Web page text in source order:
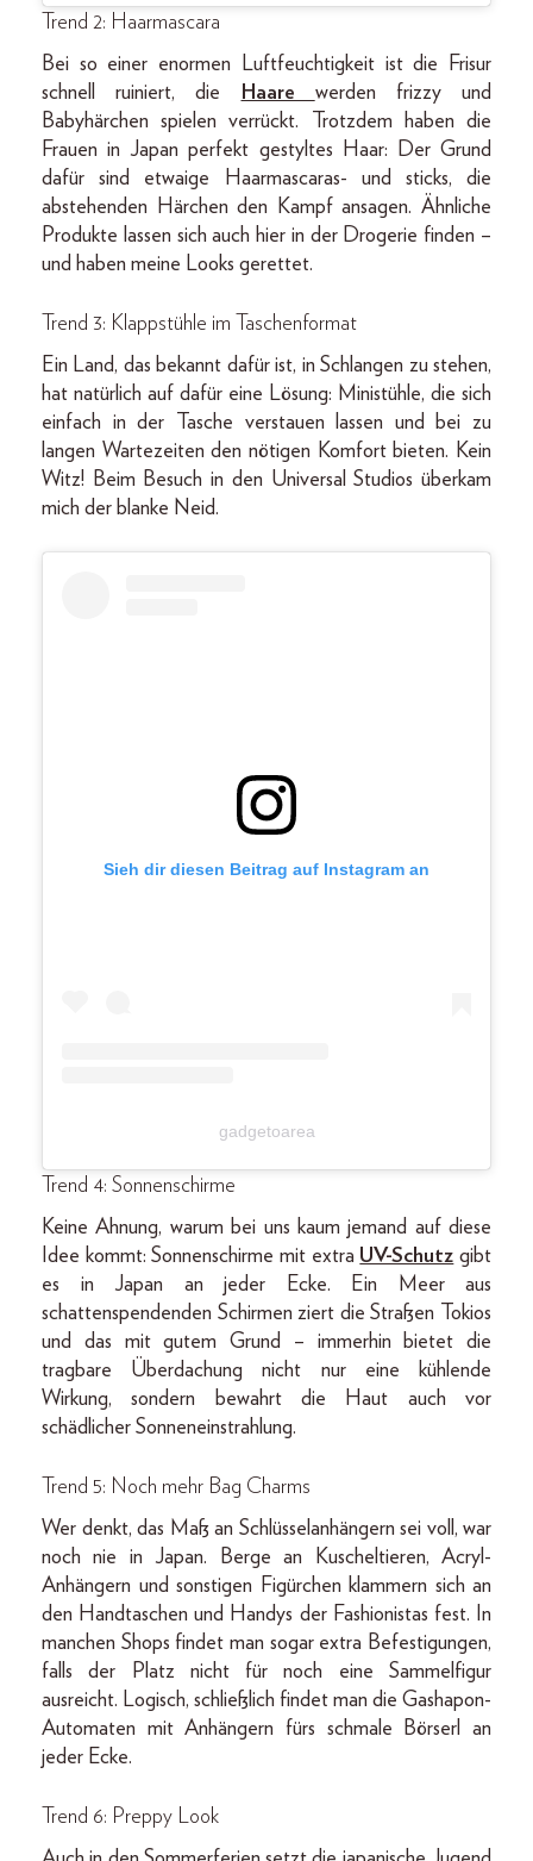
Trend 2: Haarmascara
Bei so einer enormen Luftfeuchtigkeit ist die Frisur
schnell ruiniert, die
Haare werden frizzy und
Babyhärchen spielen verrückt. Trotzdem haben die
Frauen in Japan perfekt gestyltes Haar: Der Grund
dafür sind etwaige Haarmascaras- und sticks, die
abstehenden Härchen den Kampf ansagen. Ähnliche
Produkte lassen sich auch hier in der Drogerie finden –
und haben meine Looks gerettet.
Trend 3: Klappstühle im Taschenformat
Ein Land, das bekannt dafür ist, in Schlangen zu stehen,
hat natürlich auf dafür eine Lösung: Ministühle, die sich
einfach in der Tasche verstauen lassen und bei zu
langen Wartezeiten den nötigen Komfort bieten. Kein
Witz! Beim Besuch in den Universal Studios überkam
mich der blanke Neid.
Sieh dir diesen Beitrag auf Instagram an
gadgetoarea
Trend 4: Sonnenschirme
Keine Ahnung, warum bei uns kaum jemand auf diese
Idee kommt: Sonnenschirme mit extra UV-Schutz gibt
es in Japan an jeder Ecke. Ein Meer aus
schattenspendenden Schirmen ziert die Straßen Tokios
und das mit gutem Grund – immerhin bietet die
tragbare Überdachung nicht nur eine kühlende
Wirkung, sondern bewahrt die Haut auch vor
schädlicher Sonneneinstrahlung.
Trend 5: Noch mehr Bag Charms
Wer denkt, das Maß an Schlüsselanhängern sei voll, war
noch nie in Japan. Berge an Kuscheltieren, Acryl-
Anhängern und sonstigen Figürchen klammern sich an
den Handtaschen und Handys der Fashionistas fest. In
manchen Shops findet man sogar extra Befestigungen,
falls der Platz nicht für noch eine Sammelfigur
ausreicht. Logisch, schließlich findet man die Gashapon-
Automaten mit Anhängern fürs schmale Börserl an
jeder Ecke.
Trend 6: Preppy Look